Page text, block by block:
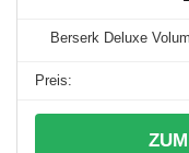
Berserk Deluxe